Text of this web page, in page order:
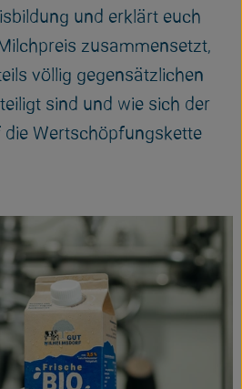
und erklärt euch
zusammensetzt,
völlig gegensätzlichen
sind und wie sich der
die Wertschöpfungskette